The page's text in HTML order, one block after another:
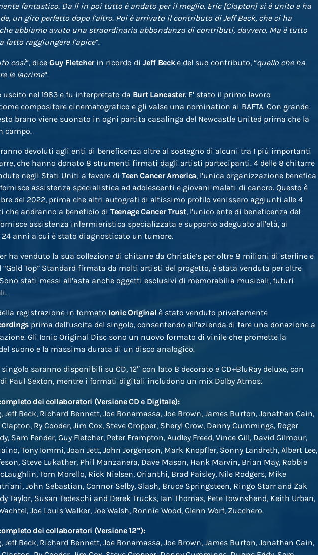
fantastico. Da lì in poi tutto è andato per il meglio. Eric [Clapton] si è unito e ha
un giro perfetto dopo l’altro. Poi è arrivato il contributo di Jeff Beck, che ci ha
abbiamo avuto una straordinaria abbondanza di contributi, davvero. Ma è tutto
fatto raggiungere l’apice”.
così“, dice Guy Fletcherin ricordo diJeff Becke del suo contributo, “quello che ha
le lacrime“.
uscito nel 1983 e fu interpretato da Burt Lancaster. E’ stato il primo lavoro
compositore cinematografico e gli valse una nomination ai BAFTA. Con grande
brano viene suonato in ogni partita casalinga del Newcastle United prima che la
campo.
devoluti agli enti di beneficenza oltre al sostegno di alcuni tra I più importanti
che hanno donato 8 strumenti firmati dagli artisti partecipanti. 4 delle 8 chitarre
negli Stati Uniti a favore di Teen Cancer America, l’unica organizzazione benefica
assistenza specialistica ad adolescenti e giovani malati di cancro. Questo è
del 2022, prima che altri autografi di altissimo profilo venissero aggiunti alle 4
andranno a beneficio di Teenage Cancer Trust, l’unico ente di beneficenza del
assistenza infermieristica specializzata e supporto adeguato all’età, ai
24 anni a cui è stato diagnosticato un tumore.
ha venduto la sua collezione di chitarre da Christie’s per oltre 8 milioni di sterline e
“Gold Top” Standard firmata da molti artisti del progetto, è stata venduta per oltre
stati messi all’asta anche oggetti esclusivi di memorabilia musicali, futuri
registrazione in formato Ionic Originalè stato venduto privatamente
prima dell’uscita del singolo, consentendo all’azienda di fare una donazione a
Gli Ionic Original Disc sono un nuovo formato di vinile che promette la
suono e la massima durata di un disco analogico.
saranno disponibili su CD, 12″ con lato B decorato e CD+BluRay deluxe, con
Paul Sexton, mentre i formati digitali includono un mix Dolby Atmos.
dei collaboratori (Versione CD e Digitale):
Beck, Richard Bennett, Joe Bonamassa, Joe Brown, James Burton, Jonathan Cain,
Ry Cooder, Jim Cox, Steve Cropper, Sheryl Crow, Danny Cummings, Roger
Sam Fender, Guy Fletcher, Peter Frampton, Audley Freed, Vince Gill, David Gilmour,
Tony Iommi, Joan Jett, John Jorgenson, Mark Knopfler, Sonny Landreth, Albert Lee,
Steve Lukather, Phil Manzanera, Dave Mason, Hank Marvin, Brian May, Robbie
Tom Morello, Rick Nielsen, Orianthi, Brad Paisley, Nile Rodgers, Mike
John Sebastian, Connor Selby, Slash, Bruce Springsteen, Ringo Starr and Zak
Taylor, Susan Tedeschi and Derek Trucks, Ian Thomas, Pete Townshend, Keith Urban,
Joe Louis Walker, Joe Walsh, Ronnie Wood, Glenn Worf, Zucchero.
dei collaboratori (Versione 12”):
Beck, Richard Bennett, Joe Bonamassa, Joe Brown, James Burton, Jonathan Cain,